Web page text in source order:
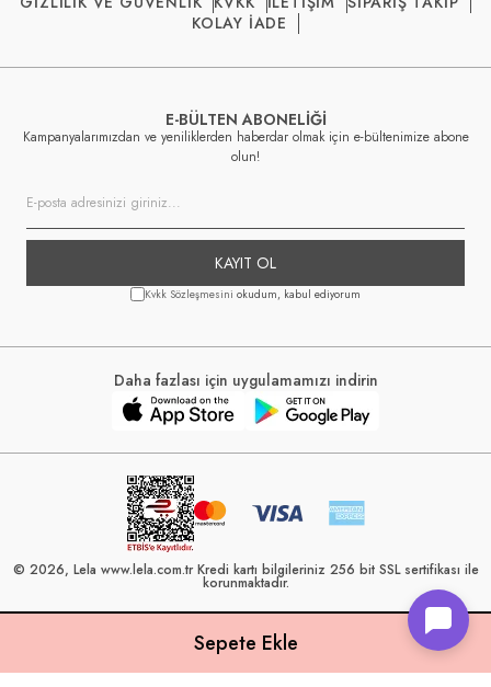
KOLAY İADE
E-BÜLTEN ABONELİĞİ
Kampanyalarımızdan ve yeniliklerden haberdar olmak için e-bültenimize abone
olun!
KAYIT OL
Kvkk Sözleşmesini okudum, kabul ediyorum
Daha fazlası için uygulamamızı indirin
© 2026, Lela www.lela.com.tr Kredi kartı bilgileriniz 256 bit SSL sertifikası ile
korunmaktadır.
Lela, 40 yılı aşkın perakende geçmişine sahip ve Türkiye’nin çeşitli illerinde
22 şubesi bulunan Çetin Family Mağazacılık tarafından kurulmuştur.